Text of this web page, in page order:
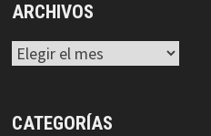
ARCHIVOS
Archivos
CATEGORÍAS